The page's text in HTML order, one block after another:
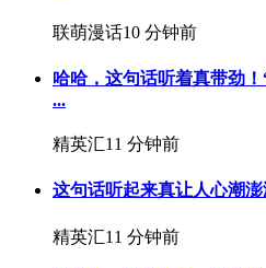
联萌漫话10 分钟前
哈哈，这句话听着真带劲
...
精英汇11 分钟前
这句话听起来真让人心潮
精英汇11 分钟前